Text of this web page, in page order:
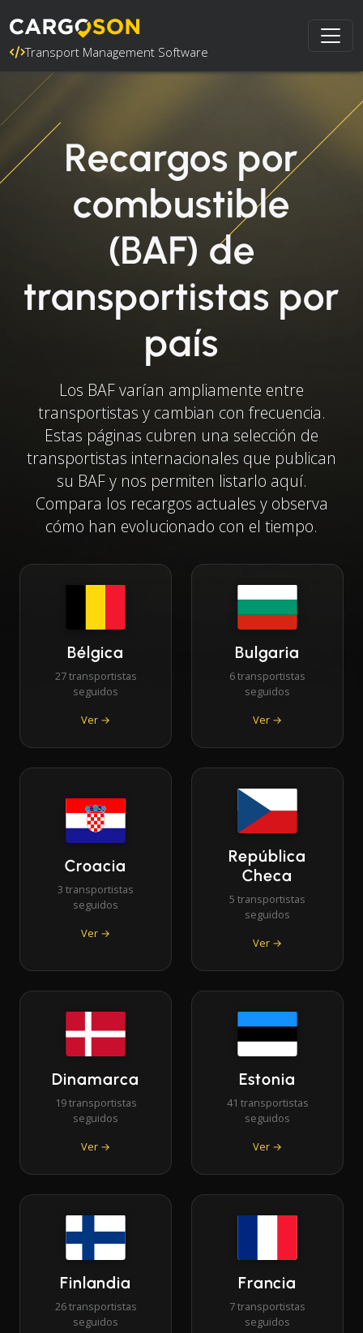
Transport Management Software
Recargos por
combustible
(BAF) de
transportistas por
país
Los BAF varían ampliamente entre
transportistas y cambian con frecuencia.
Estas páginas cubren una selección de
transportistas internacionales que publican
su BAF y nos permiten listarlo aquí.
Compara los recargos actuales y observa
cómo han evolucionado con el tiempo.
Bélgica
27 transportistas
seguidos
Ver →
Bulgaria
6 transportistas
seguidos
Ver →
Croacia
3 transportistas
seguidos
Ver →
República
Checa
5 transportistas
seguidos
Ver →
Dinamarca
19 transportistas
seguidos
Ver →
Estonia
41 transportistas
seguidos
Ver →
Finlandia
26 transportistas
seguidos
Francia
7 transportistas
seguidos